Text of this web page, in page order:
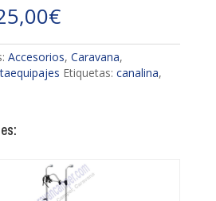
€Rango
de
precios:
desde
270,00€
Accesorios, Caravana,
Etiquetas: canalina,